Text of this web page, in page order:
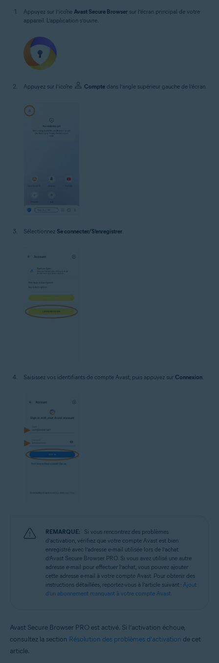
Appuyez sur l’icône Avast Secure Browser sur l’écran principal de votre
appareil. L’application s’ouvre.
Appuyez sur l’icône Compte dans l’angle supérieur gauche de l’écran.
Sélectionnez Se connecter/S’enregistrer.
Saisissez vos identifiants de compte Avast, puis appuyez sur Connexion.
REMARQUE:
Si vous rencontrez des problèmes
d’activation, vérifiez que votre compte Avast est bien
enregistré avec l’adresse e-mail utilisée lors de l’achat
d’Avast Secure Browser PRO. Si vous avez utilisé une autre
adresse e-mail pour effectuer l’achat, vous pouvez ajouter
cette adresse e-mail à votre compte Avast. Pour obtenir des
instructions détaillées, reportez-vous à l’article suivant : Ajout
d’un abonnement manquant à votre compte Avast
Avast Secure Browser PRO est activé. Si l’activation échoue,
consultez la section Résolution des problèmes d’activation de cet
article.